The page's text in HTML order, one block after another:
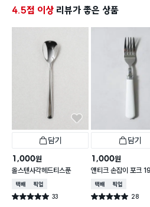
4.5점 이상 리뷰가 좋은 상품
담기
1,000원
올스텐사각헤드티스푼
택배배송매장픽업
별점 5.0점 33
건 작성
담기
1,000원
앤티크 손잡이 포크
m
택배배송매장픽업
별점 5.0점 28
건 작성